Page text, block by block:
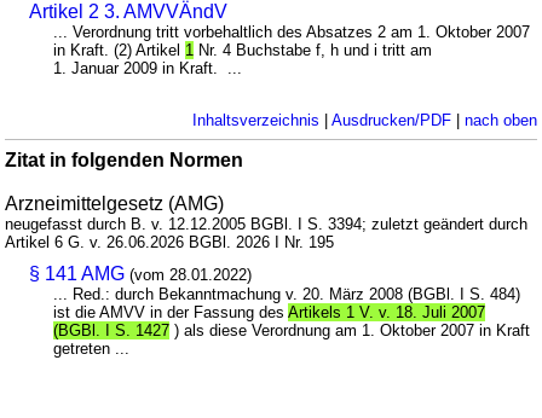
Artikel 2 3. AMVVÄndV
... Verordnung tritt vorbehaltlich des Absatzes 2 am 1. Oktober 2007
in Kraft. (2) Artikel 1 Nr. 4 Buchstabe f, h und i tritt am
1. Januar 2009 in Kraft. ...
Inhaltsverzeichnis Ausdrucken/PDF| nach oben
Zitat in folgenden Normen
Arzneimittelgesetz (AMG)
neugefasst durch B. v. 12.12.2005 BGBl. I S. 3394; zuletzt geändert durch
Artikel 6 G. v. 26.06.2026 BGBl. 2026 I Nr. 195
§ 141 AMG (vom 28.01.2022)
... Red.: durch Bekanntmachung v. 20. März 2008 (BGBl. I S. 484)
ist die AMVV in der Fassung desArtikels 1 V. v. 18. Juli 2007
(BGBl. I S. 1427 ) als diese Verordnung am 1. Oktober 2007 in Kraft
getreten ...